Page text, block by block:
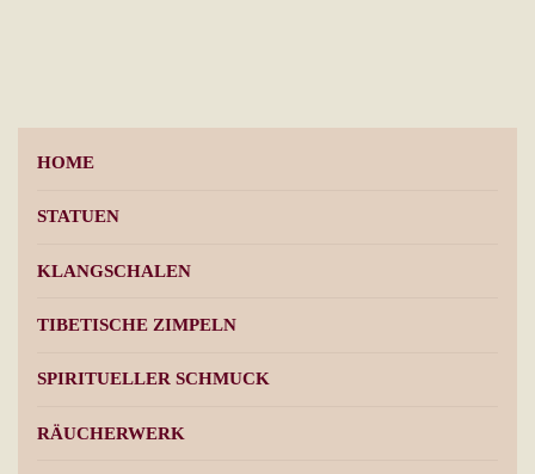
HOME
STATUEN
KLANGSCHALEN
TIBETISCHE ZIMPELN
SPIRITUELLER SCHMUCK
RÄUCHERWERK